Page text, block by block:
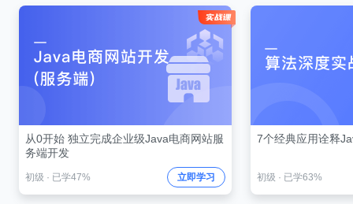
从0开始 独立完成企业级Java电商网站服
务端开发
初级 · 已学47% 立即学习
7个经典应用诠释
初级 · 已学63%